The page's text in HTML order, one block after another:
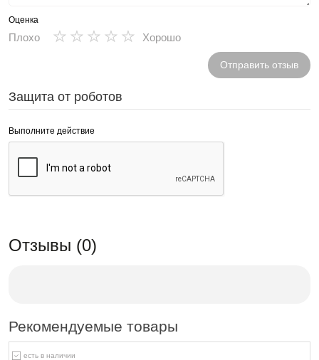
Оценка
Плохо ★
★
★
★
★ Хорошо
Отправить отзыв
Защита от роботов
Выполните действие
Отзывы (0)
Рекомендуемые товары
есть в наличии